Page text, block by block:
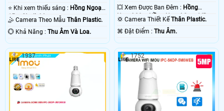
⭐ Khi xem thiếu sáng : Hồng Ngoại
15m Starlight.
🤹 Camera Theo Mẫu Thân Plastic.
️💮 Khả Năng : Thu Âm Và Loa.
💥 Xem Được Ban Đêm : Hồng
Ngoại 30m Hồng Ngoại Smart IR.
💢 Camera Thiết KếThân Plastic.
️⌘ Đặt Điểm :Thu Âm.
1937 1752